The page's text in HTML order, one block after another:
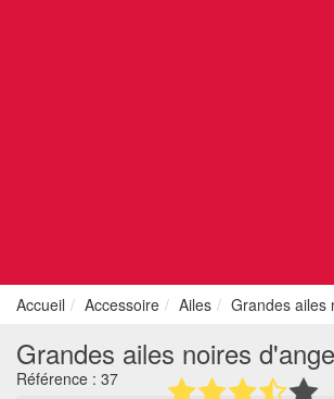
Accueil Accessoire Ailes Grandes ailes
Grandes ailes noires
Référence : 37